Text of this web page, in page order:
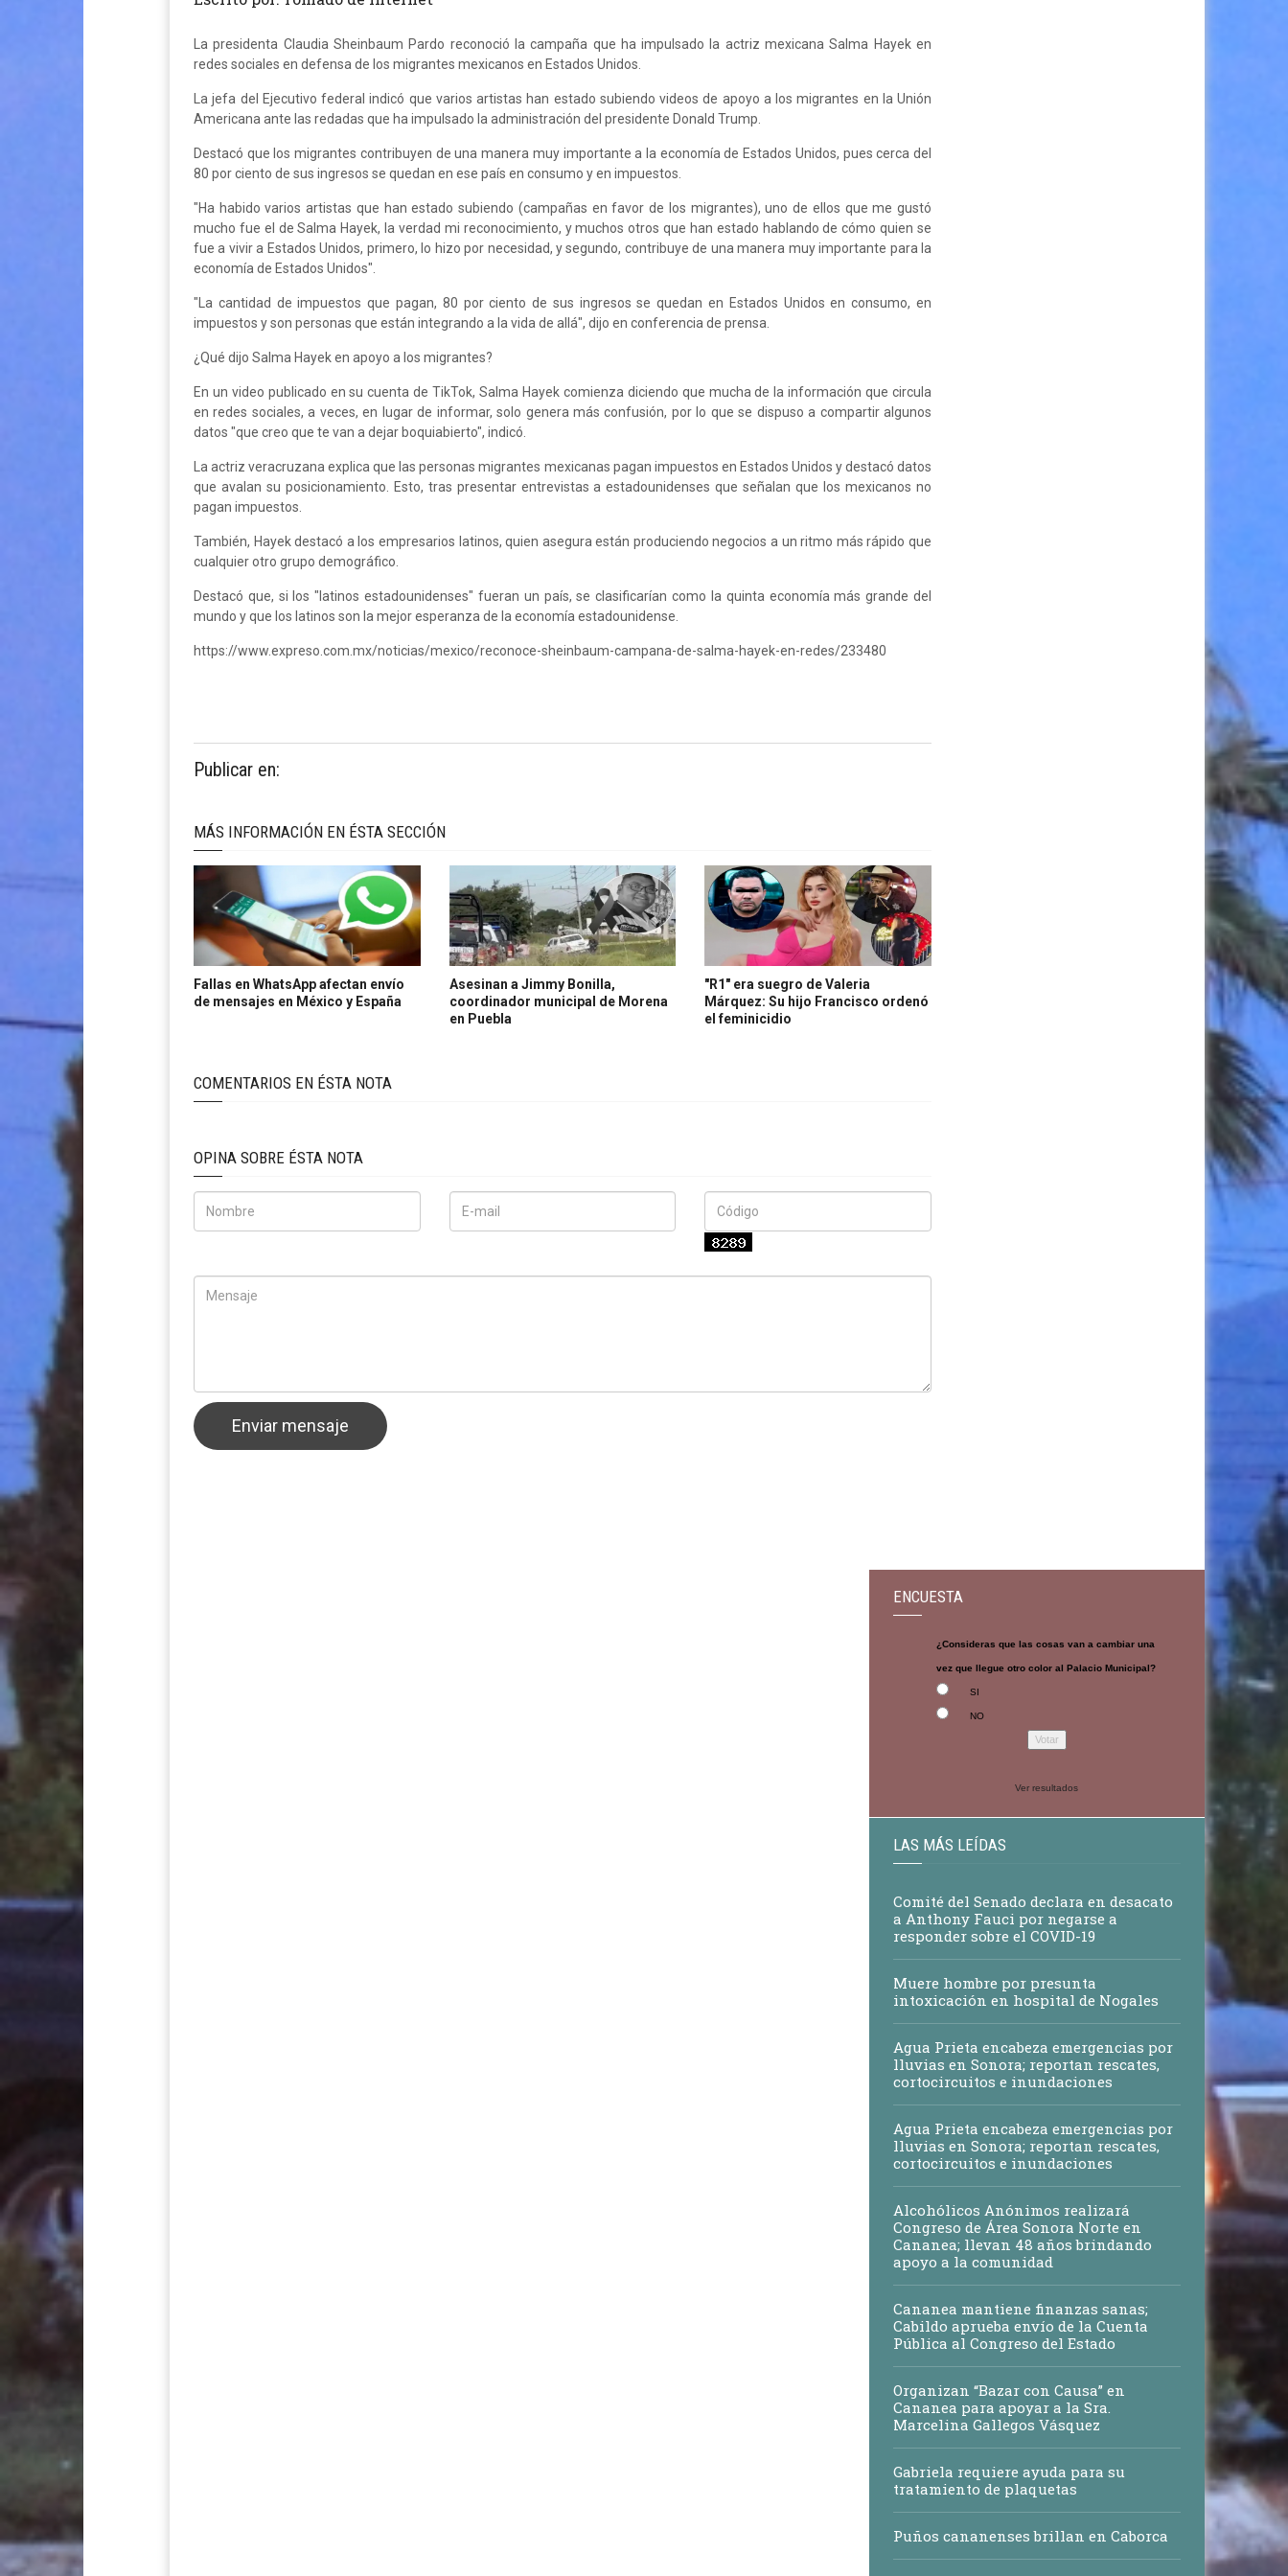
La presidenta Claudia Sheinbaum Pardo reconoció la campaña que ha impulsado la actriz mexicana Salma Hayek en
redes sociales en defensa de los migrantes mexicanos en Estados Unidos.
La jefa del Ejecutivo federal indicó que varios artistas han estado subiendo videos de apoyo a los migrantes en la Unión
Americana ante las redadas que ha impulsado la administración del presidente Donald Trump.
Destacó que los migrantes contribuyen de una manera muy importante a la economía de Estados Unidos, pues cerca del
80 por ciento de sus ingresos se quedan en ese país en consumo y en impuestos.
"Ha habido varios artistas que han estado subiendo (campañas en favor de los migrantes), uno de ellos que me gustó
mucho fue el de Salma Hayek, la verdad mi reconocimiento, y muchos otros que han estado hablando de cómo quien se
fue a vivir a Estados Unidos, primero, lo hizo por necesidad, y segundo, contribuye de una manera muy importante para la
economía de Estados Unidos".
"La cantidad de impuestos que pagan, 80 por ciento de sus ingresos se quedan en Estados Unidos en consumo, en
impuestos y son personas que están integrando a la vida de allá", dijo en conferencia de prensa.
¿Qué dijo Salma Hayek en apoyo a los migrantes?
En un video publicado en su cuenta de TikTok, Salma Hayek comienza diciendo que mucha de la información que circula
en redes sociales, a veces, en lugar de informar, solo genera más confusión, por lo que se dispuso a compartir algunos
datos "que creo que te van a dejar boquiabierto", indicó.
La actriz veracruzana explica que las personas migrantes mexicanas pagan impuestos en Estados Unidos y destacó datos
que avalan su posicionamiento. Esto, tras presentar entrevistas a estadounidenses que señalan que los mexicanos no
pagan impuestos.
También, Hayek destacó a los empresarios latinos, quien asegura están produciendo negocios a un ritmo más rápido que
cualquier otro grupo demográfico.
Destacó que, si los "latinos estadounidenses" fueran un país, se clasificarían como la quinta economía más grande del
mundo y que los latinos son la mejor esperanza de la economía estadounidense.
https://www.expreso.com.mx/noticias/mexico/reconoce-sheinbaum-campana-de-salma-hayek-en-redes/233480
Publicar en:
MÁS INFORMACIÓN EN ÉSTA SECCIÓN
Fallas en WhatsApp afectan envío
de mensajes en México y España
Asesinan a Jimmy Bonilla,
coordinador municipal de Morena
en Puebla
"R1" era suegro de Valeria
Márquez: Su hijo Francisco ordenó
el feminicidio
COMENTARIOS EN ÉSTA NOTA
OPINA SOBRE ÉSTA NOTA
ENCUESTA
¿Consideras que las cosas van a cambiar una
vez que llegue otro color al Palacio Municipal?
SI
NO
Ver resultados
LAS MÁS LEÍDAS
Comité del Senado declara en desacato
a Anthony Fauci por negarse a
responder sobre el COVID-19
Muere hombre por presunta
intoxicación en hospital de Nogales
Agua Prieta encabeza emergencias por
lluvias en Sonora; reportan rescates,
cortocircuitos e inundaciones
Agua Prieta encabeza emergencias por
lluvias en Sonora; reportan rescates,
cortocircuitos e inundaciones
Alcohólicos Anónimos realizará
Congreso de Área Sonora Norte en
Cananea; llevan 48 años brindando
apoyo a la comunidad
Cananea mantiene finanzas sanas;
Cabildo aprueba envío de la Cuenta
Pública al Congreso del Estado
Organizan “Bazar con Causa” en
Cananea para apoyar a la Sra.
Marcelina Gallegos Vásquez
Gabriela requiere ayuda para su
tratamiento de plaquetas
Puños cananenses brillan en Caborca